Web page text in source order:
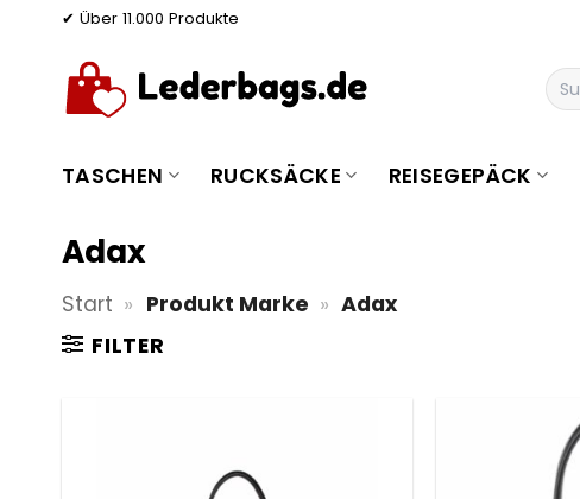
springen
✔ Über 11.000 Produkte
TASCHEN RUCKSÄCKE REISEGEPÄCK
Adax
Start » Produkt Marke » Adax
FILTER